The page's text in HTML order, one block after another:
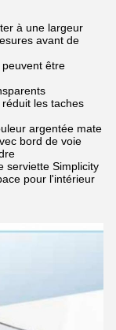
à une largeur
avant de
être
les taches
argentée mate
bord de voie
serviette Simplicity
pour l'intérieur